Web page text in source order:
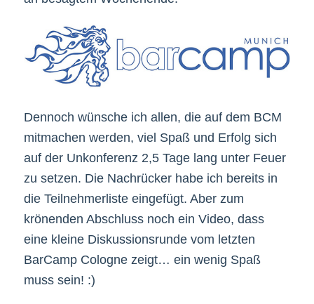
Dennoch wünsche ich allen, die auf dem BCM
mitmachen werden, viel Spaß und Erfolg sich
auf der Unkonferenz 2,5 Tage lang unter Feuer
zu setzen. Die Nachrücker habe ich bereits in
die Teilnehmerliste eingefügt. Aber zum
krönenden Abschluss noch ein Video, dass
eine kleine Diskussionsrunde vom letzten
BarCamp Cologne zeigt… ein wenig Spaß
muss sein! :)